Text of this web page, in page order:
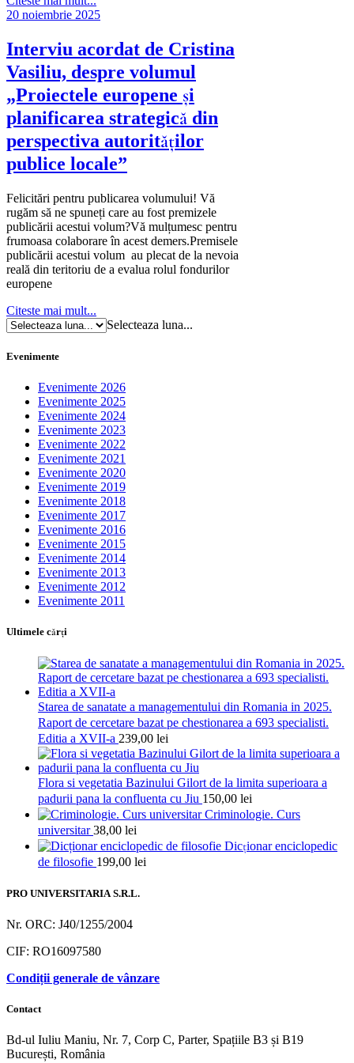
20 noiembrie 2025
Interviu acordat de Cristina
Vasiliu, despre volumul
„Proiectele europene și
planificarea strategică din
perspectiva autorităților
publice locale”
Felicitări pentru publicarea volumului! Vă
rugăm să ne spuneți care au fost premizele
publicării acestui volum?Vă mulțumesc pentru
frumoasa colaborare în acest demers.Premisele
publicării acestui volum au plecat de la nevoia
reală din teritoriu de a evalua rolul fondurilor
europene
Citeste mai mult...
Selecteaza luna...
Evenimente
Evenimente 2026
Evenimente 2025
Evenimente 2024
Evenimente 2023
Evenimente 2022
Evenimente 2021
Evenimente 2020
Evenimente 2019
Evenimente 2018
Evenimente 2017
Evenimente 2016
Evenimente 2015
Evenimente 2014
Evenimente 2013
Evenimente 2012
Evenimente 2011
Ultimele cărţi
Starea de sanatate a managementului din Romania in 2025.
Raport de cercetare bazat pe chestionarea a 693 specialisti.
Editia a XVII-a 239,00 lei
Flora si vegetatia Bazinului Gilort de la limita superioara a
padurii pana la confluenta cu Jiu 150,00 lei
Criminologie. Curs
universitar 38,00 lei
Dicționar enciclopedic
de filosofie 199,00 lei
PRO UNIVERSITARIA S.R.L.
Nr. ORC: J40/1255/2004
CIF: RO16097580
Condiții generale de vânzare
Contact
Bd-ul Iuliu Maniu, Nr. 7, Corp C, Parter, Spațiile B3 și B19
București, România